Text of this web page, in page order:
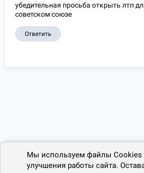
убедительная просьба открыть лтп
советском союзе
Ответить
Мы используем файлы Cookies
улучшения работы сайта.